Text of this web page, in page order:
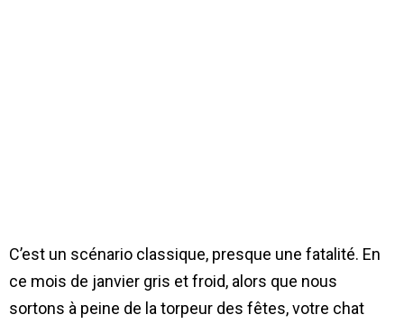
C’est un scénario classique, presque une fatalité. En
ce mois de janvier gris et froid, alors que nous
sortons à peine de la torpeur des fêtes, votre chat